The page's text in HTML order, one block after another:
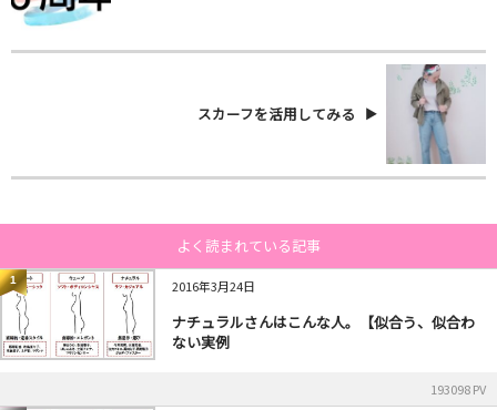
スカーフを活用してみる
よく読まれている記事
1 2016年3月24日
ナチュラルさんはこんな人。【似合う、似合わ
ない実例
193098 PV